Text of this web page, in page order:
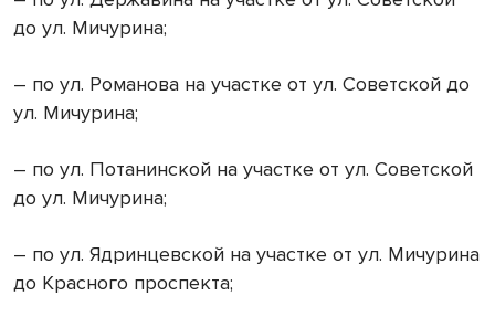
до ул. Мичурина;
– по ул. Романова на участке от ул. Советской до
ул. Мичурина;
– по ул. Потанинской на участке от ул. Советской
до ул. Мичурина;
– по ул. Ядринцевской на участке от ул. Мичурина
до Красного проспекта;